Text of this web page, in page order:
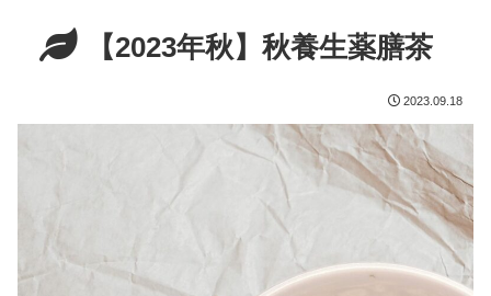
【2023年秋】秋養生薬膳茶
2023.09.18